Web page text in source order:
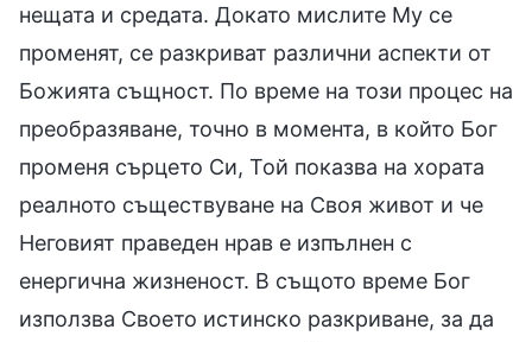
нещата и средата. Докато мислите Му се
променят, се разкриват различни аспекти от
Божията същност. По време на този процес на
преобразяване, точно в момента, в който Бог
променя сърцето Си, Той показва на хората
реалното съществуване на Своя живот и че
Неговият праведен нрав е изпълнен с
енергична жизненост. В същото време Бог
използва Своето истинско разкриване, за да